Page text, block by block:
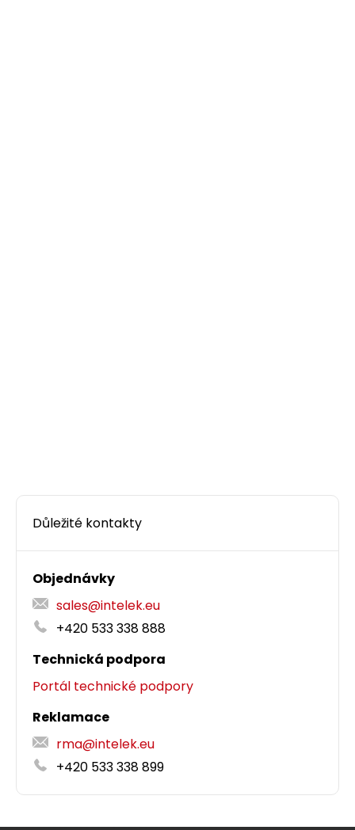
Důležité kontakty
Objednávky
sales@intelek.eu
+420 533 338 888
Technická podpora
Portál technické podpory
Reklamace
rma@intelek.eu
+420 533 338 899